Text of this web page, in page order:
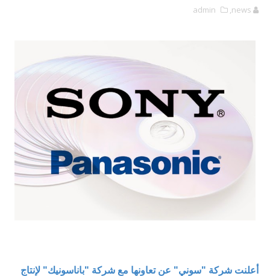
admin ,news
أعلنت شركة "سوني" عن تعاونها مع شركة "باناسونيك" لإنتاج